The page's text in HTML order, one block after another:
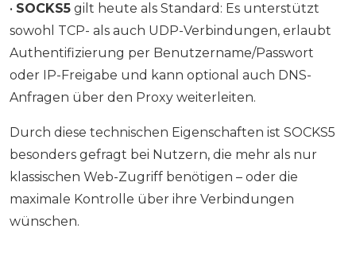
• SOCKS5 gilt heute als Standard: Es unterstützt
sowohl TCP- als auch UDP-Verbindungen, erlaubt
Authentifizierung per Benutzername/Passwort
oder IP-Freigabe und kann optional auch DNS-
Anfragen über den Proxy weiterleiten.
Durch diese technischen Eigenschaften ist SOCKS5
besonders gefragt bei Nutzern, die mehr als nur
klassischen Web-Zugriff benötigen – oder die
maximale Kontrolle über ihre Verbindungen
wünschen.